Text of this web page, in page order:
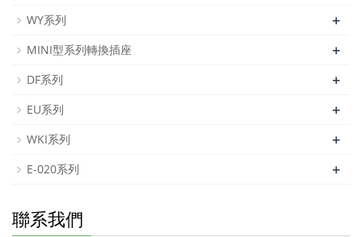
WY系列 +
MINI型系列轉換插座 +
DF系列 +
EU系列 +
WKI系列 +
E-020系列 +
聯系我們